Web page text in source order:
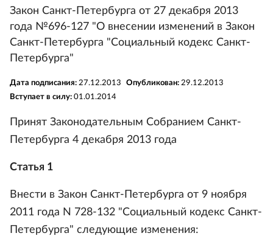
Закон Санкт-Петербурга от 27 декабря 2013
года №696-127 "О внесении изменений в Закон
Санкт-Петербурга "Социальный кодекс Санкт-
Петербурга"
Дата подписания: 27.12.2013 Опубликован: 29.12.2013
Вступает в силу: 01.01.2014
Принят Законодательным Собранием Санкт-
Петербурга 4 декабря 2013 года
Статья 1
Внести в Закон Санкт-Петербурга от 9 ноября
2011 года N 728-132 "Социальный кодекс Санкт-
Петербурга" следующие изменения: